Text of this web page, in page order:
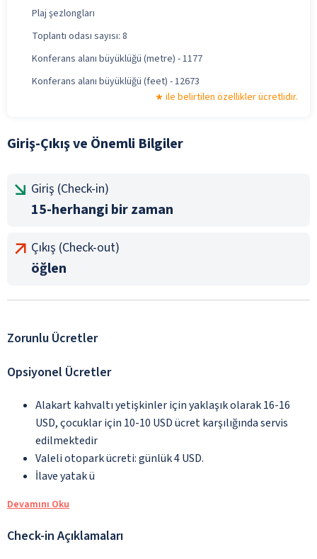
Plaj şezlongları
Toplantı odası sayısı: 8
Konferans alanı büyüklüğü (metre) - 1177
Konferans alanı büyüklüğü (feet) - 12673
ile belirtilen özellikler ücretlidir.
Giriş-Çıkış ve Önemli Bilgiler
Giriş (Check-in)
15-herhangi bir zaman
Çıkış (Check-out)
öğlen
Zorunlu Ücretler
Opsiyonel Ücretler
Alakart kahvaltı yetişkinler için yaklaşık olarak 16-16
USD, çocuklar için 10-10 USD ücret karşılığında servis
edilmektedir
Valeli otopark ücreti: günlük 4 USD.
İlave yatak ü
Devamını Oku
Check-in Açıklamaları